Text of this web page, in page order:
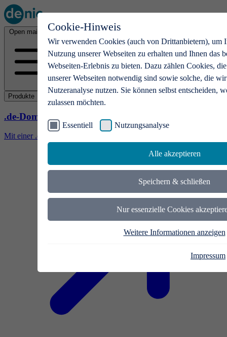
Cookie-Hinweis
Wir verwenden Cookies (auch von Drittanbietern), um
Nutzung unserer Webseiten zu erhalten und Ihnen das
Webseiten-Erlebnis zu bieten. Dazu zählen Cookies,
unserer Webseiten notwendig sind sowie solche, die
Nutzeranalyse nutzen. Sie können selbst entscheiden,
zulassen möchten.
Essentiell Nutzungsanalyse
Alle akzeptieren
Speichern & schließen
Nur essenzielle Cookies
Weitere Informationen anzeigen
Impressum
Open main menu
Produkte
.de-Domains
Mit einer .de-Domain erhalten Ideen eine Bühne